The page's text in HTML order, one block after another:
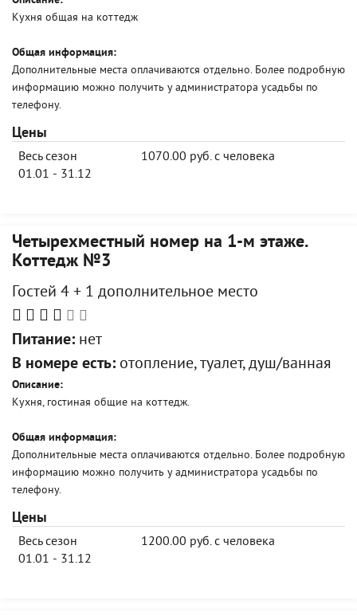
Кухня общая на коттедж
Общая информация:
Дополнительные места оплачиваются отдельно. Более подробную
информацию можно получить у администратора усадьбы по
телефону.
Цены
Весь сезон
01.01 - 31.12
1070.00 руб. с человека
Четырехместный номер на 1-м этаже.
Коттедж №3
Гостей 4 + 1 дополнительное место
Питание: нет
В номере есть: отопление, туалет, душ/ванная
Описание:
Кухня, гостиная общие на коттедж.
Общая информация:
Дополнительные места оплачиваются отдельно. Более подробную
информацию можно получить у администратора усадьбы по
телефону.
Цены
Весь сезон
01.01 - 31.12
1200.00 руб. с человека